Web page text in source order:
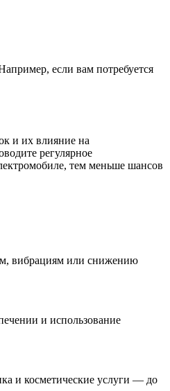
если вам потребуется
и их влияние на
регулярное
тем меньше шансов
вибрациям или снижению
и использование
и косметические услуги — до